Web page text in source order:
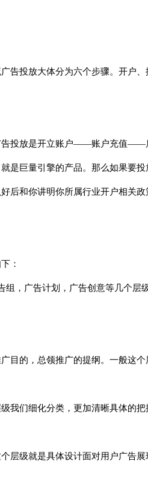
告投放大体分为六个步骤。开户
投放是开立账户——账户充值——
是巨量引擎的产品。那么如果要
后和你讲明你所属行业开户相关
：
，广告计划，广告创意等几个层级
目的，总领推广的提纲。一般这个
我们细化分类，更加清晰具体的把
层级就是具体设计面对用户广告展